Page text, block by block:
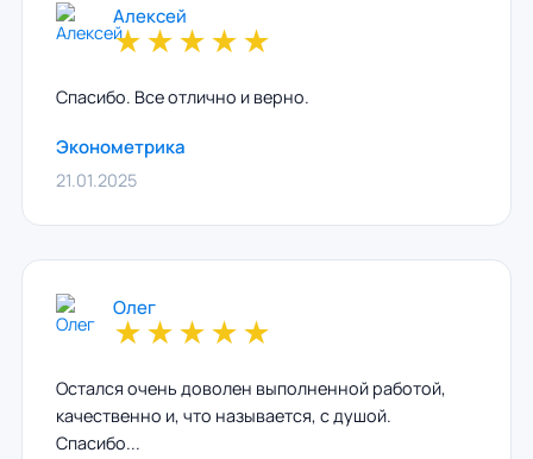
Алексей
★★★★★
Спасибо. Все отлично и верно.
Эконометрика
21.01.2025
Олег
★★★★★
Остался очень доволен выполненной работой,
качественно и, что называется, с душой.
Спасибо...